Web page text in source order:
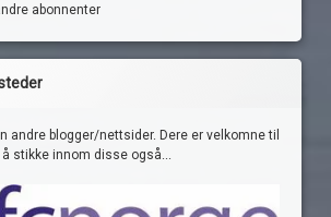
abonnenter
andre blogger/nettsider. Dere er velkomne til
å stikke innom disse også...